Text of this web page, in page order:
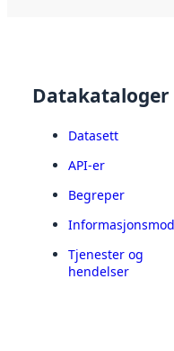
Datakataloger
Datasett
API-er
Begreper
Tjenester og
hendelser